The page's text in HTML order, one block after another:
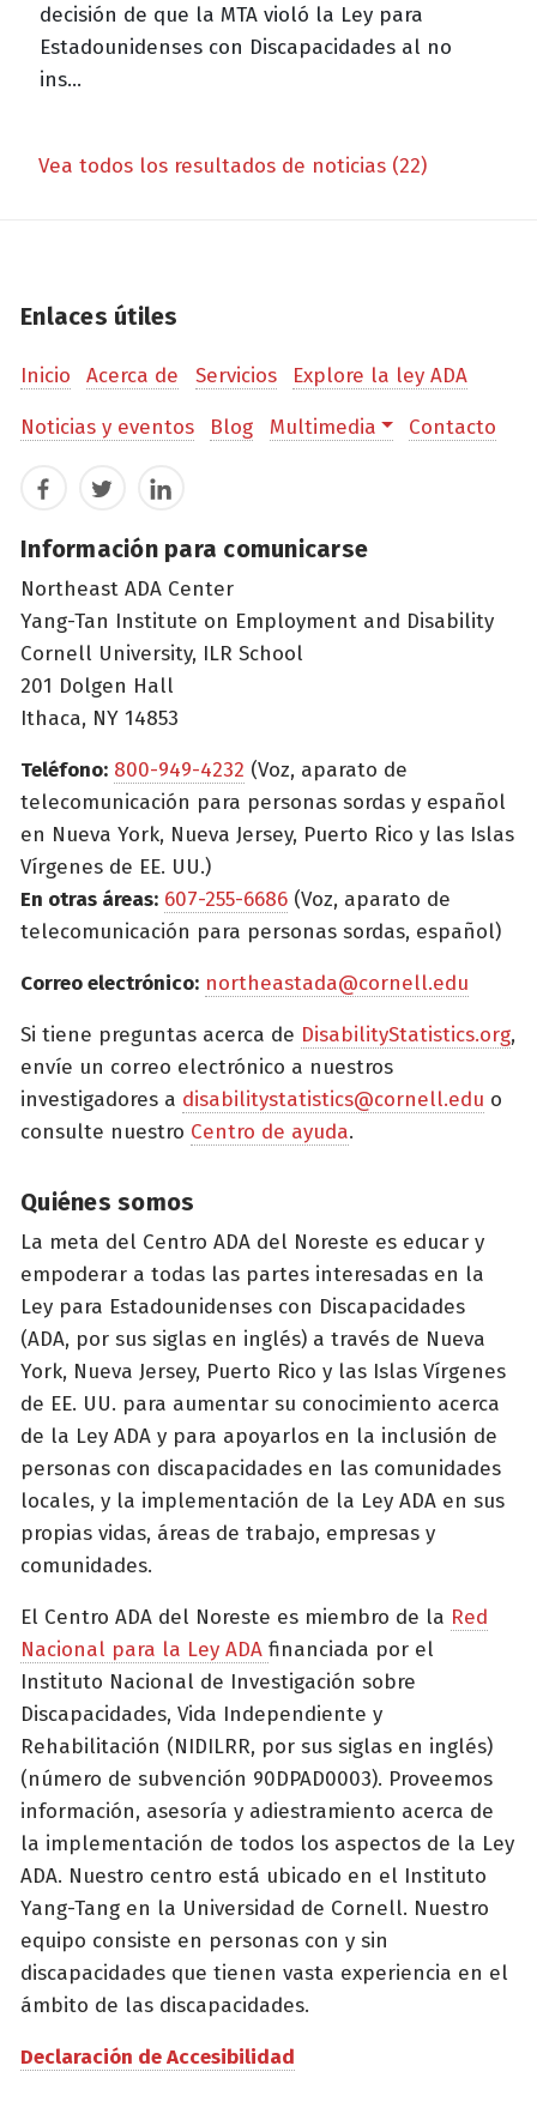
decisión de que la MTA violó la Ley para
Estadounidenses con Discapacidades al no
ins...
Vea todos los resultados de noticias (22)
Enlaces útiles
Inicio Acerca de Servicios Explore la ley ADA
Noticias y eventos Blog Multimedia Contacto
FacebookTwitterLinkedIn
Información para comunicarse
Northeast ADA Center
Yang-Tan Institute on Employment and Disability
Cornell University, ILR School
201 Dolgen Hall
Ithaca, NY 14853
Teléfono: 800-949-4232 (Voz, aparato de
telecomunicación para personas sordas y español
en Nueva York, Nueva Jersey, Puerto Rico y las Islas
Vírgenes de EE. UU.)
En otras áreas: 607-255-6686 (Voz, aparato de
telecomunicación para personas sordas, español)
Correo electrónico: northeastada@cornell.edu
Si tiene preguntas acerca de DisabilityStatistics.org,
envíe un correo electrónico a nuestros
investigadores a disabilitystatistics@cornell.edu o
consulte nuestro Centro de ayuda.
Quiénes somos
La meta del Centro ADA del Noreste es educar y
empoderar a todas las partes interesadas en la
Ley para Estadounidenses con Discapacidades
(ADA, por sus siglas en inglés) a través de Nueva
York, Nueva Jersey, Puerto Rico y las Islas Vírgenes
de EE. UU. para aumentar su conocimiento acerca
de la Ley ADA y para apoyarlos en la inclusión de
personas con discapacidades en las comunidades
locales, y la implementación de la Ley ADA en sus
propias vidas, áreas de trabajo, empresas y
comunidades.
El Centro ADA del Noreste es miembro de la Red
Nacional para la Ley ADA financiada por el
Instituto Nacional de Investigación sobre
Discapacidades, Vida Independiente y
Rehabilitación (NIDILRR, por sus siglas en inglés)
(número de subvención 90DPAD0003). Proveemos
información, asesoría y adiestramiento acerca de
la implementación de todos los aspectos de la Ley
ADA. Nuestro centro está ubicado en el Instituto
Yang-Tang en la Universidad de Cornell. Nuestro
equipo consiste en personas con y sin
discapacidades que tienen vasta experiencia en el
ámbito de las discapacidades.
Declaración de Accesibilidad